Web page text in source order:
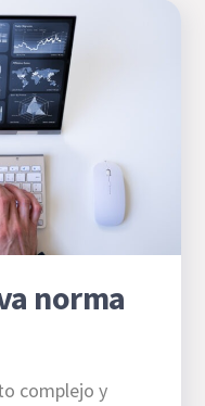
norma
complejo y